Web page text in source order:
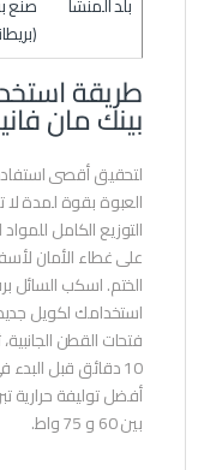
طريقة
بينك مان
لتحقيق أقصى
التوزيع الكامل
على غطاء الأمان
الختم. اسكب السائل
استخدامك لكويل
10 دقائق قبل
أفضل توليفة حرارية
بين 60 و 75 واط.